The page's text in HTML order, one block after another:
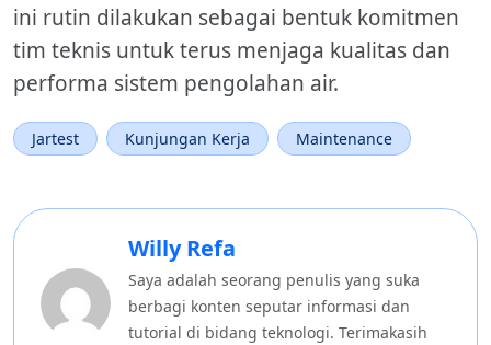
ini rutin dilakukan sebagai bentuk komitmen
tim teknis untuk terus menjaga kualitas dan
performa sistem pengolahan air.
Jartest Kunjungan Kerja Maintenance
Willy Refa
Saya adalah seorang penulis yang suka
berbagi konten seputar informasi dan
tutorial di bidang teknologi. Terimakasih